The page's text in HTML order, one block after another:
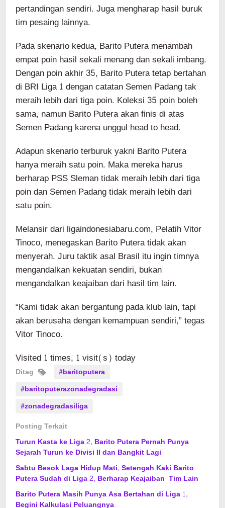
pertandingan sendiri. Juga mengharap hasil buruk
tim pesaing lainnya.
Pada skenario kedua, Barito Putera menambah
empat poin hasil sekali menang dan sekali imbang.
Dengan poin akhir 35, Barito Putera tetap bertahan
di BRI Liga 1 dengan catatan Semen Padang tak
meraih lebih dari tiga poin. Koleksi 35 poin boleh
sama, namun Barito Putera akan finis di atas
Semen Padang karena unggul head to head.
Adapun skenario terburuk yakni Barito Putera
hanya meraih satu poin. Maka mereka harus
berharap PSS Sleman tidak meraih lebih dari tiga
poin dan Semen Padang tidak meraih lebih dari
satu poin.
Melansir dari ligaindonesiabaru.com, Pelatih Vitor
Tinoco, menegaskan Barito Putera tidak akan
menyerah. Juru taktik asal Brasil itu ingin timnya
mengandalkan kekuatan sendiri, bukan
mengandalkan keajaiban dari hasil tim lain.
“Kami tidak akan bergantung pada klub lain, tapi
akan berusaha dengan kemampuan sendiri,” tegas
Vitor Tinoco.
Visited 1 times, 1 visit(s) today
Ditag
#baritoputera
#baritoputerazonadegradasi
#zonadegradasiliga
Posting Terkait
Turun Kasta ke Liga 2, Barito Putera Pernah Punya
Sejarah Turun ke Divisi II dan Bangkit Lagi
Sabtu Besok Laga Hidup Mati, Setengah Kaki Barito
Putera Sudah di Liga 2, Berharap Keajaiban Tim Lain
Barito Putera Masih Punya Asa Bertahan di Liga 1,
Begini Kalkulasi Peluangnya